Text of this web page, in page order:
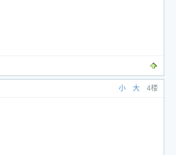
小 大 4楼